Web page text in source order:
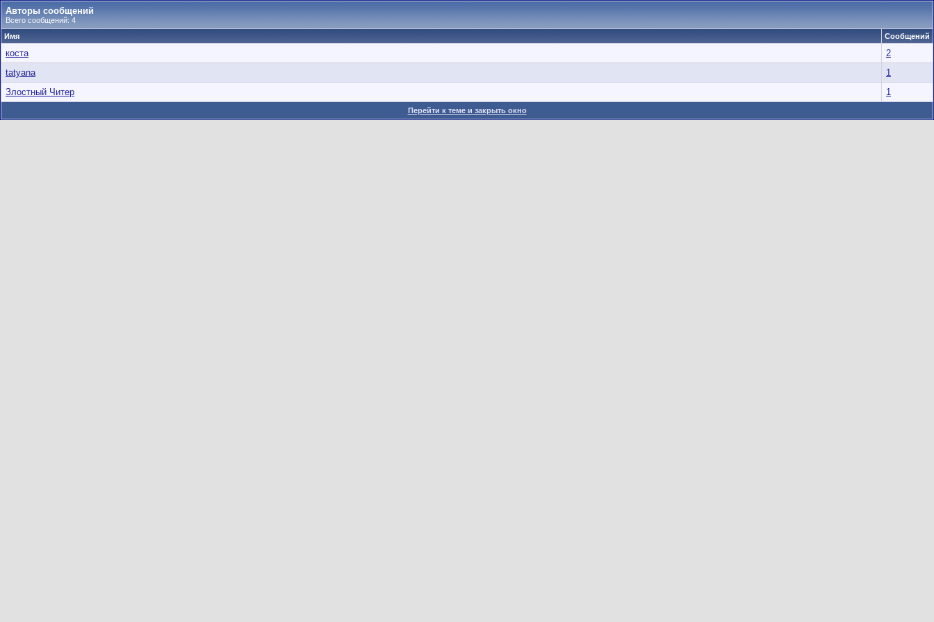
Авторы сообщений
Всего сообщений: 4
Имя
Сообщений
коста
2
tatyana
1
Злостный Читер
1
Перейти к теме и закрыть окно